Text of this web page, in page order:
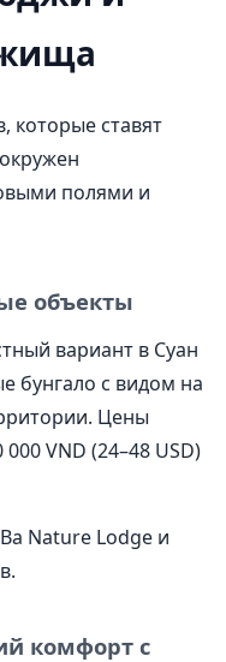
которые ставят
полями и
объекты
вариант в Суан
бунгало с видом на
Цены
VND (24–48 USD)
Nature Lodge и
комфорт с